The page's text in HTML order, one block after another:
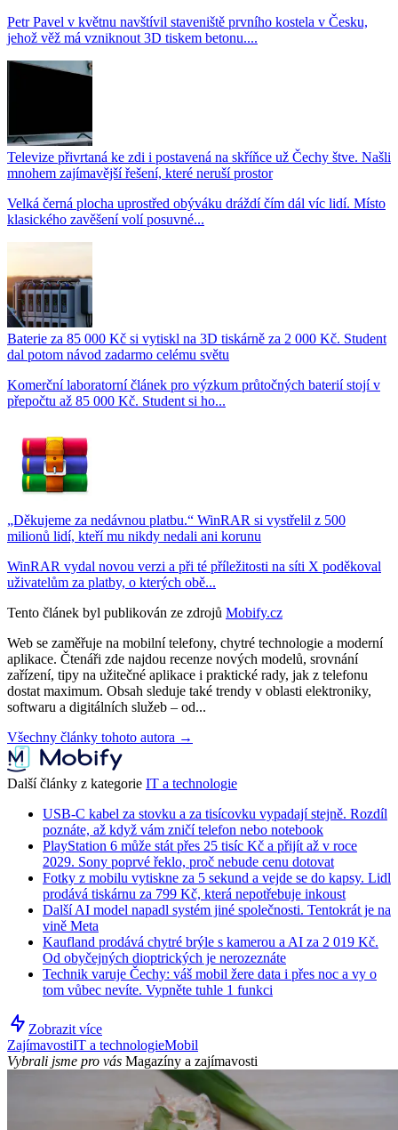
Petr Pavel v květnu navštívil staveniště prvního kostela v Česku,
jehož věž má vzniknout 3D tiskem betonu....
Televize přivrtaná ke zdi i postavená na skříňce už Čechy štve. Našli
mnohem zajímavější řešení, které neruší prostor
Velká černá plocha uprostřed obýváku dráždí čím dál víc lidí. Místo
klasického zavěšení volí posuvné...
Baterie za 85 000 Kč si vytiskl na 3D tiskárně za 2 000 Kč. Student
dal potom návod zadarmo celému světu
Komerční laboratorní článek pro výzkum průtočných baterií stojí v
přepočtu až 85 000 Kč. Student si ho...
„Děkujeme za nedávnou platbu.“ WinRAR si vystřelil z 500
milionů lidí, kteří mu nikdy nedali ani korunu
WinRAR vydal novou verzi a při té příležitosti na síti X poděkoval
uživatelům za platby, o kterých obě...
Tento článek byl publikován ze zdrojů Mobify.cz
Web se zaměřuje na mobilní telefony, chytré technologie a moderní
aplikace. Čtenáři zde najdou recenze nových modelů, srovnání
zařízení, tipy na užitečné aplikace i praktické rady, jak z telefonu
dostat maximum. Obsah sleduje také trendy v oblasti elektroniky,
softwaru a digitálních služeb – od...
Všechny články tohoto autora →
Další články z kategorie IT a technologie
USB-C kabel za stovku a za tisícovku vypadají stejně. Rozdíl
poznáte, až když vám zničí telefon nebo notebook
PlayStation 6 může stát přes 25 tisíc Kč a přijít až v roce
2029. Sony poprvé řeklo, proč nebude cenu dotovat
Fotky z mobilu vytiskne za 5 sekund a vejde se do kapsy. Lidl
prodává tiskárnu za 799 Kč, která nepotřebuje inkoust
Další AI model napadl systém jiné společnosti. Tentokrát je na
vině Meta
Kaufland prodává chytré brýle s kamerou a AI za 2 019 Kč.
Od obyčejných dioptrických je nerozeznáte
Technik varuje Čechy: váš mobil žere data i přes noc a vy o
tom vůbec nevíte. Vypněte tuhle 1 funkci
Zobrazit více
ZajímavostiIT a technologieMobil
Vybrali jsme pro vás Magazíny a zajímavosti